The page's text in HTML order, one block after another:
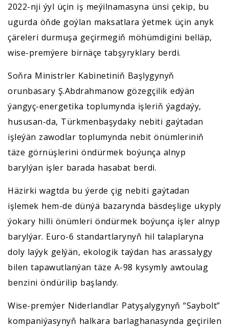
2022-nji ýyl üçin iş meýilnamasyna ünsi çekip, bu
ugurda öňde goýlan maksatlara ýetmek üçin anyk
çäreleri durmuşa geçirmegiň möhümdigini belläp,
wise-premýere birnäçe tabşyryklary berdi.
Soňra Ministrler Kabinetiniň Başlygynyň
orunbasary Ş.Abdrahmanow gözegçilik edýän
ýangyç-energetika toplumynda işleriň ýagdaýy,
hususan-da, Türkmenbaşydaky nebiti gaýtadan
işleýän zawodlar toplumynda nebit önümleriniň
täze görnüşlerini öndürmek boýunça alnyp
barylýan işler barada hasabat berdi.
Häzirki wagtda bu ýerde çig nebiti gaýtadan
işlemek hem-de dünýä bazarynda bäsdeşlige ukyply
ýokary hilli önümleri öndürmek boýunça işler alnyp
barylýar. Euro-6 standartlarynyň hil talaplaryna
doly laýyk gelýän, ekologik taýdan has arassalygy
bilen tapawutlanýan täze A-98 kysymly awtoulag
benzini öndürilip başlandy.
Wise-premýer Niderlandlar Patyşalygynyň “Saybolt”
kompaniýasynyň halkara barlaghanasynda geçirilen